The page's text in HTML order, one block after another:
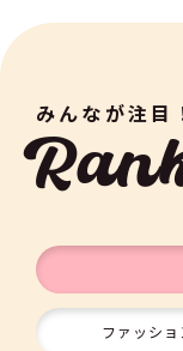
みんなが注目
ファッショ